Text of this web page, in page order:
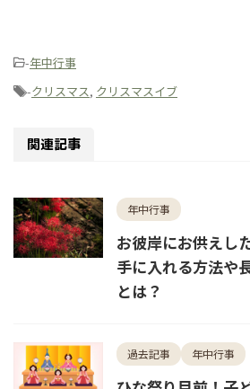
-年中行事
-クリスマス, クリスマスイブ
関連記事
年中行事
お彼岸にお供えし
手に入れる方法や
とは？
過去記事 年中行事